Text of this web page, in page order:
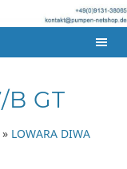
B GT
» LOWARA DIWA